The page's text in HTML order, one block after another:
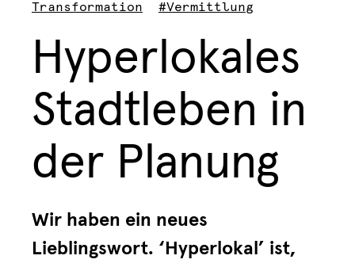
Transformation
#Vermittlung
Hyperlokales
Stadtleben in
der Planung
Wir haben ein neues
Lieblingswort. ‘Hyperlokal’ ist,